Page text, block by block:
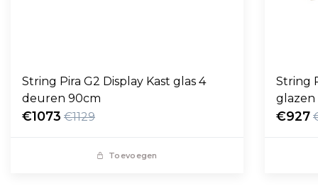
String Pira G2 Display Kast glas 4
deuren 90cm
€1073 €1129
Toevoegen
String Pira G2
€927